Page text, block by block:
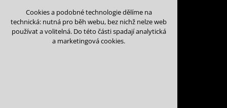
Odmítnout vše
Cookies a podobné technologie dělíme na
technická: nutná pro běh webu, bez nichž nelze web
používat a volitelná. Do této části spadají analytická
a marketingová cookies.